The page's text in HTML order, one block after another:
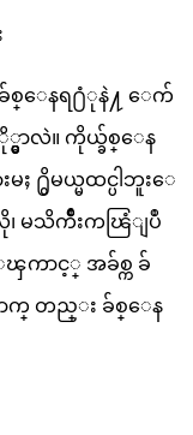
ခ်စ္ေနရ႐ံုနဲ႔ ေက်
မွာလဲ။ ကိုယ္ခ်စ္ေန
ႈ ႐ွိမယ္မထင္ပါဘူးေ
၊ မသိက်ိဳးကၽြံျပဳ
ကာင့္ အခ်စ္က ခ်
က္ တည္း ခ်စ္ေန